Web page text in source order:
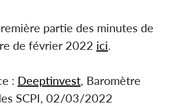
partie des minutes de
de février 2022 ici.
: Deeptinvest, Baromètre
SCPI, 02/03/2022